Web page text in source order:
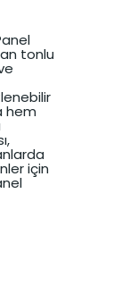
tonlu
hem
için